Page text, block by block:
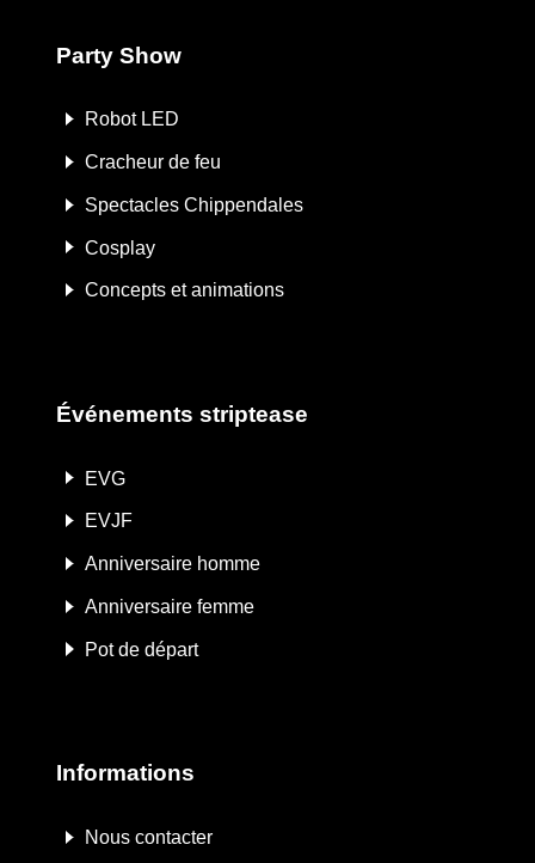
Party Show
Robot LED
Cracheur de feu
Spectacles Chippendales
Cosplay
Concepts et animations
Événements striptease
EVG
EVJF
Anniversaire homme
Anniversaire femme
Pot de départ
Informations
Nous contacter